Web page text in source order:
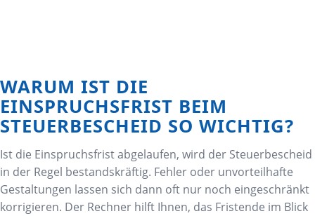
WARUM IST DIE
EINSPRUCHSFRIST BEIM
STEUERBESCHEID SO WICHTIG?
Ist die Einspruchsfrist abgelaufen, wird der Steuerbescheid
in der Regel bestandskräftig. Fehler oder unvorteilhafte
Gestaltungen lassen sich dann oft nur noch eingeschränkt
korrigieren. Der Rechner hilft Ihnen, das Fristende im Blick